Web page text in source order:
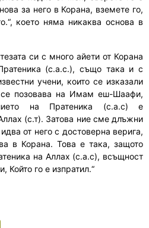
за него в Корана, вземете го,
което няма никаква основа в
си с много айети от Корана
(с.а.с.), също така и с
учени, които се изказали
се позовава на Имам еш-Шаафи,
на Пратеника (с.а.с) е
(с.т). Затова ние сме длъжни
от него с достоверна верига,
в Корана. Това е така, защото
на Аллах (с.а.с), всъщност
Който го е изпратил.“